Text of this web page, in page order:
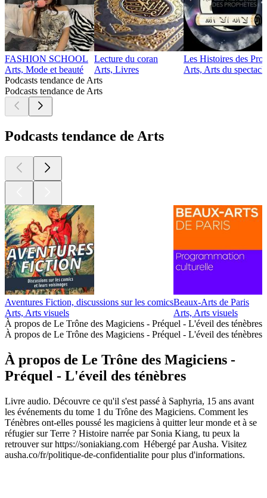
FASHION SCHOOL
Arts, Mode et beauté
Lecture du coran
Arts, Livres
Les Histoires des
Arts, Arts du
Podcasts tendance de Arts
Podcasts tendance de Arts
Podcasts tendance de Arts
Aventures Fiction, discussions sur les comics
Arts, Arts visuels
Beaux-Arts de Paris
Arts, Arts visuels
À propos de Le Trône des Magiciens - Préquel - L'éveil des ténèbres
À propos de Le Trône des Magiciens - Préquel - L'éveil des ténèbres
À propos de Le Trône des Magiciens -
Préquel - L'éveil des ténèbres
Livre audio. Découvre ce qu'il s'est passé à Saphyria, 15 ans avant
les événements du tome 1 du Trône des Magiciens. Comment les
Ténèbres ont-elles poussé les magiciens à quitter leur monde et à se
réfugier sur Terre ? Histoire narrée par Sonia Kiang, tu peux la
retrouver sur https://soniakiang.com Hébergé par Ausha. Visitez
ausha.co/fr/politique-de-confidentialite pour plus d'informations.